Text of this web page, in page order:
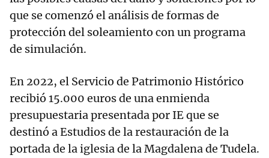
que se comenzó el análisis de formas de
protección del soleamiento con un programa
de simulación.
En 2022, el Servicio de Patrimonio Histórico
recibió 15.000 euros de una enmienda
presupuestaria presentada por IE que se
destinó a Estudios de la restauración de la
portada de la iglesia de la Magdalena de Tudela.